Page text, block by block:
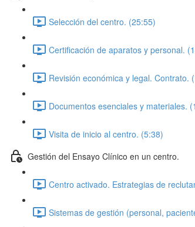
Selección del centro. (25:55)
Certificación de aparatos y personal.
Revisión económica y legal. Contrato.
Documentos esenciales y materiales.
Visita de inicio al centro. (5:38)
Gestión del Ensayo Clínico en un centro.
Centro activado. Estrategias de
Sistemas de gestión (personal,